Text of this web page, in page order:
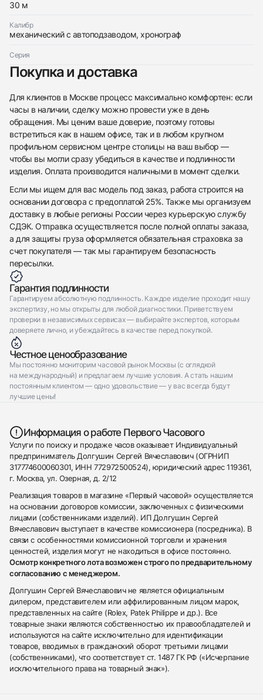
30 м
Калибр
механический с автоподзаводом, хронограф
Серия
Покупка и доставка
Для клиентов в Москве процесс максимально комфортен: если
часы в наличии, сделку можно провести уже в день
обращения. Мы ценим ваше доверие, поэтому готовы
встретиться как в нашем офисе, так и в любом крупном
профильном сервисном центре столицы на ваш выбор —
чтобы вы могли сразу убедиться в качестве и подлинности
изделия. Оплата производится наличными в момент сделки.
Если мы ищем для вас модель под заказ, работа строится на
основании договора с предоплатой 25%. Также мы организуем
доставку в любые регионы России через курьерскую службу
СДЭК. Отправка осуществляется после полной оплаты заказа,
а для защиты груза оформляется обязательная страховка за
счет покупателя — так мы гарантируем безопасность
пересылки.
Гарантия подлинности
Гарантируем абсолютную подлинность. Каждое изделие проходит нашу
экспертизу, но мы открыты для любой диагностики. Приветствуем
проверки в независимых сервисах — выбирайте экспертов, которым
доверяете лично, и убеждайтесь в качестве перед покупкой.
Честное ценообразование
Мы постоянно мониторим часовой рынок Москвы (с оглядкой
на международный) и предлагаем лучшие условия. А стать нашим
постоянным клиентом — одно удовольствие — у вас всегда будут
лучшие цены!
Информация о работе Первого Часового
Услуги по поиску и продаже часов оказывает Индивидуальный
предприниматель Долгушин Сергей Вячеславович (ОГРНИП
317774600060301, ИНН 772972500524), юридический адрес 119361,
г. Москва, ул. Озерная, д. 2/12
Реализация товаров в магазине «Первый часовой» осуществляется
на основании договоров комиссии, заключенных с физическими
лицами (собственниками изделий). ИП Долгушин Сергей
Вячеславович выступает в качестве комиссионера (посредника). В
связи с особенностями комиссионной торговли и хранения
ценностей, изделия могут не находиться в офисе постоянно.
Осмотр конкретного лота возможен строго по предварительному
согласованию с менеджером.
Долгушин Сергей Вячеславович не является официальным
дилером, представителем или аффилированным лицом марок,
представленных на сайте (Rolex, Patek Philippe и др.). Все
товарные знаки являются собственностью их правообладателей и
используются на сайте исключительно для идентификации
товаров, вводимых в гражданский оборот третьими лицами
(собственниками), что соответствует ст. 1487 ГК РФ («Исчерпание
исключительного права на товарный знак»).
Отправить заявку